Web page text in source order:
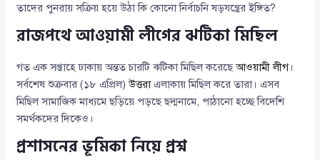
তাদের পুনরায় সক্রিয় হয়ে উঠা কি কোনো নির্বাচনি ষড়যন্ত্রের ইঙ্গিত?
রাজপথে আওয়ামী লীগের ঝটিকা মিছিল
গত এক সপ্তাহে ঢাকায় অন্তত চারটি ঝটিকা মিছিল করেছেআওয়ামী লীগ।
সর্বশেষ শুক্রবার (১৮ এপ্রিল)উত্তরাএলাকায় মিছিল করে তারা। এসব
মিছিল সামাজিক মাধ্যমে ছড়িয়ে পড়ছে ছদ্মনামে, পাঠানো হচ্ছে বিদেশি
সমর্থকদের দিকেও।
প্রশাসনের ভূমিকা নিয়ে প্রশ্ন